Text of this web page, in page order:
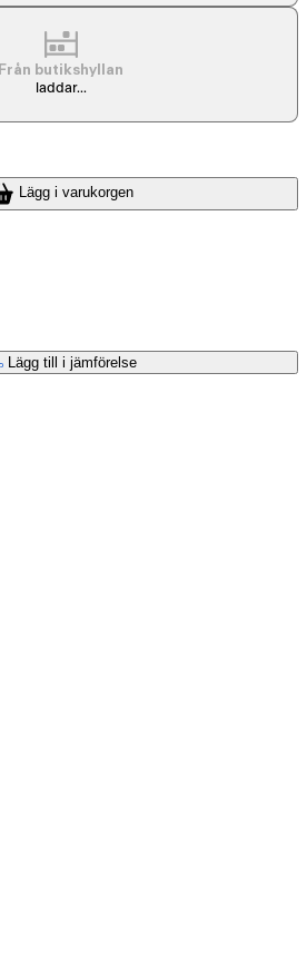
Från butikshyllan
laddar...
Lägg i varukorgen
Lägg till i jämförelse